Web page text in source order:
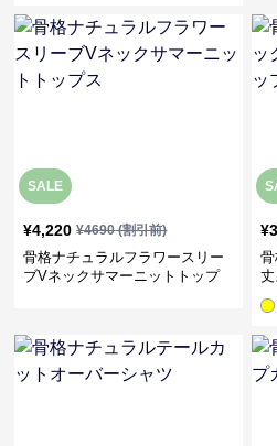
SALE
¥4,220 ¥4690(割引前)
骨格ナチュラルフラワースリー
ブVネックサマーニットトップ
¥